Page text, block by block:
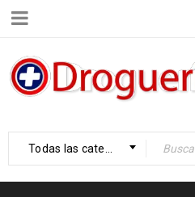
Todas las categorías